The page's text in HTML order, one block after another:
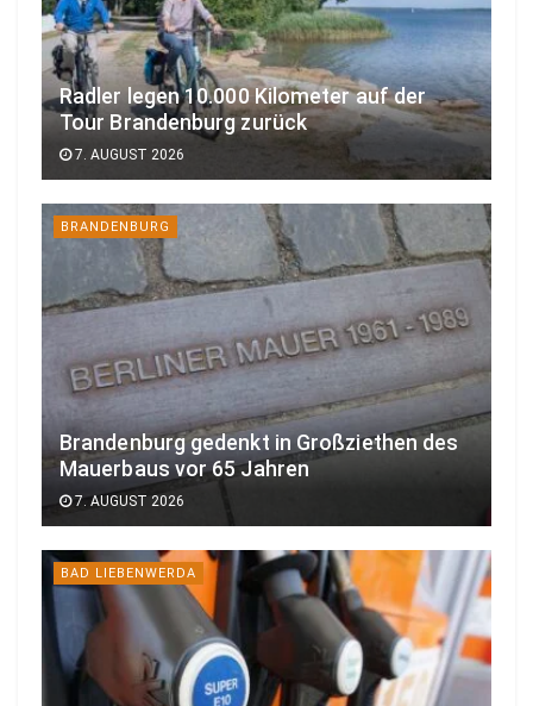
Radler legen 10.000 Kilometer auf der
Tour Brandenburg zurück
7. AUGUST 2026
BRANDENBURG
Brandenburg gedenkt in Großziethen des
Mauerbaus vor 65 Jahren
7. AUGUST 2026
BAD LIEBENWERDA